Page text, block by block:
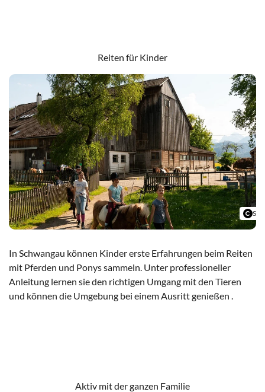
Reiten für Kinder
In Schwangau können Kinder erste Erfahrungen beim Reiten
mit Pferden und Ponys sammeln. Unter professioneller
Anleitung lernen sie den richtigen Umgang mit den Tieren
und können die Umgebung bei einem Ausritt genießen .
Aktiv mit der ganzen Familie